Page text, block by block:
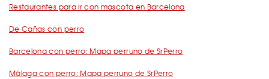
Restaurantes para ir con mascota en Barcelona
De Cañas con perro
Barcelona con perro: Mapa perruno de SrPerro
Málaga con perro: Mapa perruno de SrPerro